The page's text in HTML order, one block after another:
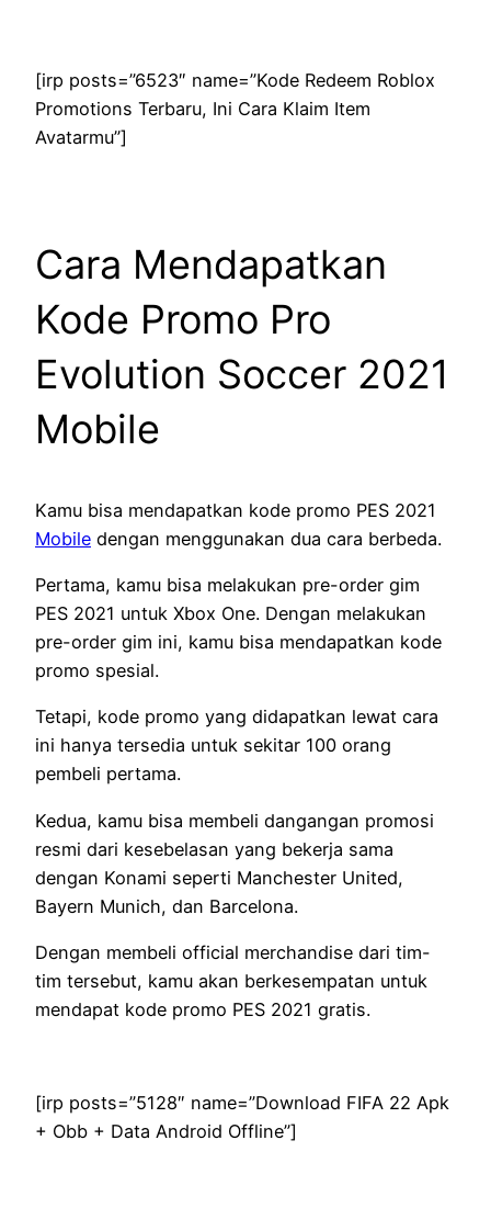
[irp posts=”6523″ name=”Kode Redeem Roblox
Promotions Terbaru, Ini Cara Klaim Item
Avatarmu”]
Cara Mendapatkan
Kode Promo Pro
Evolution Soccer 2021
Mobile
Kamu bisa mendapatkan kode promo PES 2021
Mobile dengan menggunakan dua cara berbeda.
Pertama, kamu bisa melakukan pre-order gim
PES 2021 untuk Xbox One. Dengan melakukan
pre-order gim ini, kamu bisa mendapatkan kode
promo spesial.
Tetapi, kode promo yang didapatkan lewat cara
ini hanya tersedia untuk sekitar 100 orang
pembeli pertama.
Kedua, kamu bisa membeli dangangan promosi
resmi dari kesebelasan yang bekerja sama
dengan Konami seperti Manchester United,
Bayern Munich, dan Barcelona.
Dengan membeli official merchandise dari tim-
tim tersebut, kamu akan berkesempatan untuk
mendapat kode promo PES 2021 gratis.
[irp posts=”5128″ name=”Download FIFA 22 Apk
+ Obb + Data Android Offline”]